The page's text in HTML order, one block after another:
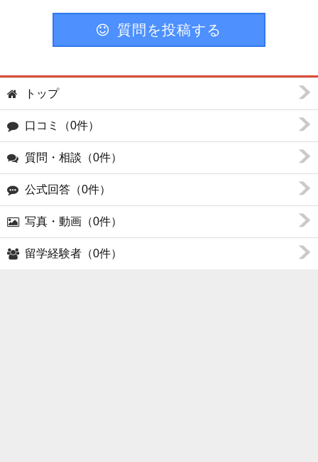
質問を投稿する
トップ
口コミ（0件）
質問・相談（0件）
公式回答（0件）
写真・動画（0件）
留学経験者（0件）